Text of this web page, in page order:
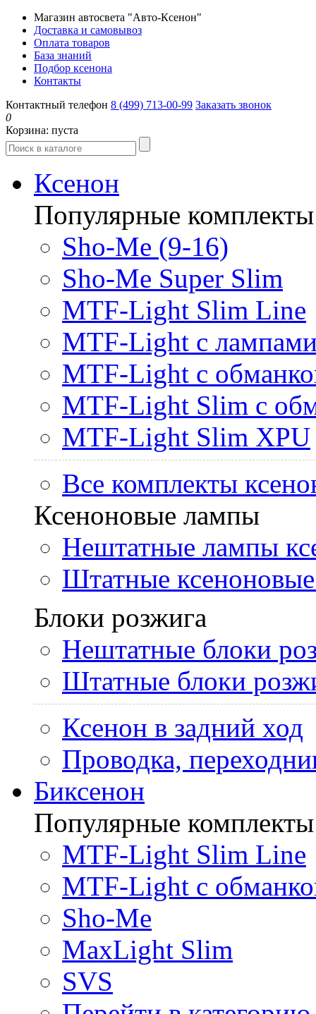
Магазин автосвета "Авто-Ксенон"
Доставка и самовывоз
Оплата товаров
База знаний
Подбор ксенона
Контакты
Контактный телефон 8 (499) 713-00-99 Заказать звонок
0
Корзина: пуста
Ксенон
Популярные комплекты
Sho-Me (9-16)
Sho-Me Super Slim
MTF-Light Slim Line
MTF-Light с
MTF-Light с
MTF-Light Slim с
MTF-Light Slim XPU
Все комплекты
Ксеноновые лампы
Нештатные лампы
Штатные
Блоки розжига
Нештатные блоки
Штатные блоки
Ксенон в задний ход
Проводка,
Биксенон
Популярные комплекты
MTF-Light Slim Line
MTF-Light с
Sho-Me
MaxLight Slim
SVS